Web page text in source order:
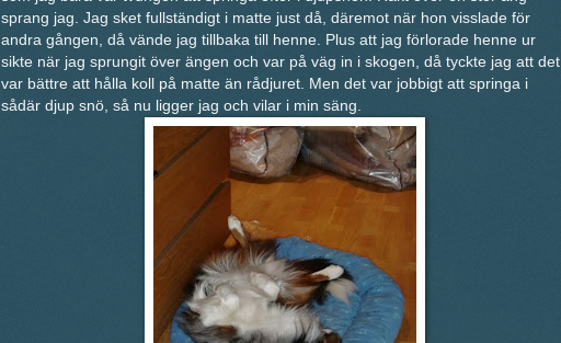
sprang jag. Jag sket fullständigt i matte just då, däremot när hon visslade för
andra gången, då vände jag tillbaka till henne. Plus att jag förlorade henne ur
sikte när jag sprungit över ängen och var på väg in i skogen, då tyckte jag att det
var bättre att hålla koll på matte än rådjuret. Men det var jobbigt att springa i
sådär djup snö, så nu ligger jag och vilar i min säng.